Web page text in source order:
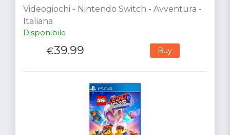
Videogiochi - Nintendo Switch - Avventura -
Italiana
Disponibile
€39.99 Buy